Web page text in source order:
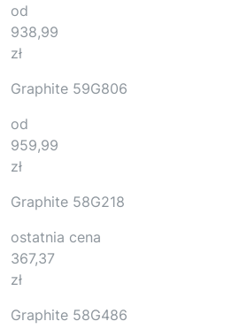
od
938,99
zł
Graphite 59G806
od
959,99
zł
Graphite 58G218
ostatnia cena
367,37
zł
Graphite 58G486